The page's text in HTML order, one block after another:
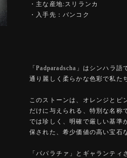
・主な産地:スリランカ
・入手先：バンコク
「Padparadscha」はシンハラ
通り麗しく柔らかな色彩で私た
このストーンは、オレンジとピ
だけに与えられる、特別な名称
では珍しく、明確で厳しい基準
保された、希少価値の高い宝石
「パパラチァ」とギャランテ